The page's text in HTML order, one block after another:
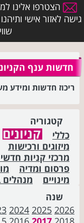
הצטרפו אלינו
גישה לאזור אישי
חדשות ענף
ריכוז חדשות ומידע
קטגוריה
כללי
קניונים
מיזוגים ורכישות
מרכזי קניות
פרסום ומדיה
מינויים
שנה
2026
2025
2024